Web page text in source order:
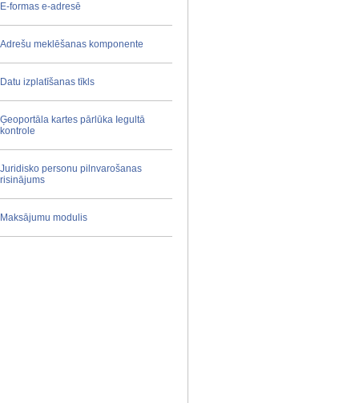
E-formas e-adresē
Adrešu meklēšanas komponente
Datu izplatīšanas tīkls
Ģeoportāla kartes pārlūka Iegultā
kontrole
Juridisko personu pilnvarošanas
risinājums
Maksājumu modulis